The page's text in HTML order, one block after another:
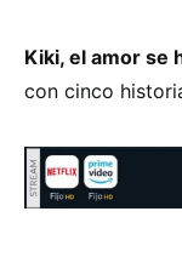
Kiki, el amor se
con cinco